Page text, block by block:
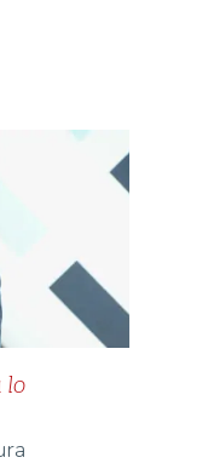
lo